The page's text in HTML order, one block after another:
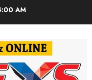
AM